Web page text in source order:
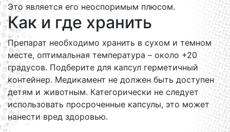
Это является его неоспоримым плюсом.
Как и где хранить
Препарат необходимо хранить в сухом и темном
месте, оптимальная температура – около +20
градусов. Подберите для капсул герметичный
контейнер. Медикамент не должен быть доступен
детям и животным. Категорически не следует
использовать просроченные капсулы, это может
нанести вред здоровью.